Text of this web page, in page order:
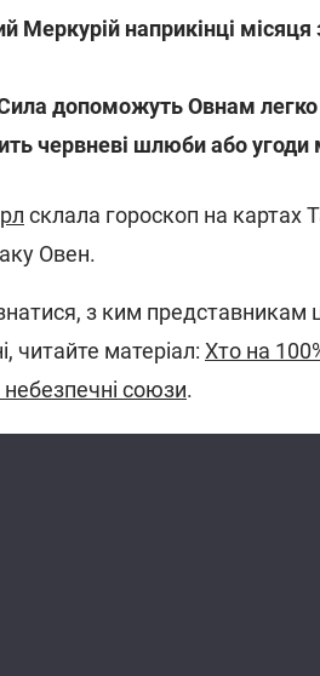
Меркурій наприкінці
допоможуть Овнам легко
червневі шлюби або
склала гороскоп на картах
Овен.
з ким представникам
читайте матеріал: Хто на
небезпечні союзи.